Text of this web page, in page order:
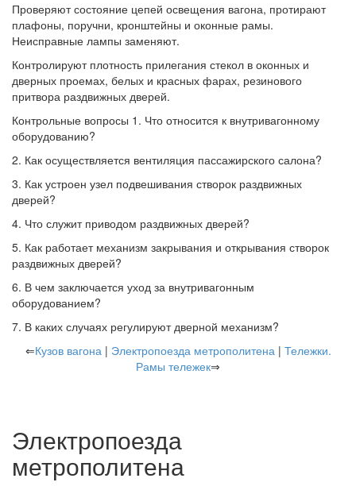
Проверяют состояние цепей освещения вагона, протирают
плафоны, поручни, кронштейны и оконные рамы.
Неисправные лампы заменяют.
Контролируют плотность прилегания стекол в оконных и
дверных проемах, белых и красных фарах, резинового
притвора раздвижных дверей.
Контрольные вопросы 1. Что относится к внутривагонному
оборудованию?
2. Как осуществляется вентиляция пассажирского салона?
3. Как устроен узел подвешивания створок раздвижных
дверей?
4. Что служит приводом раздвижных дверей?
5. Как работает механизм закрывания и открывания створок
раздвижных дверей?
6. В чем заключается уход за внутривагонным
оборудованием?
7. В каких случаях регулируют дверной механизм?
⇐Кузов вагона| Электропоезда метрополитена| Тележки.
Рамы тележек⇒
Электропоезда
метрополитена